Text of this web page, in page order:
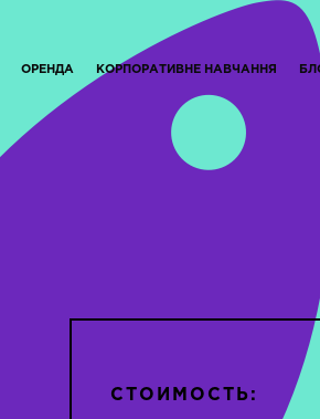
ОРЕНДА КОРПОРАТИВНЕ НАВЧАННЯ
СТОИМОСТЬ: